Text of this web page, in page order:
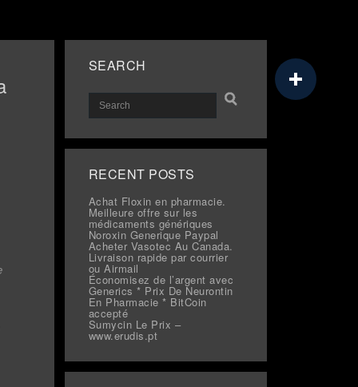
SEARCH
RECENT POSTS
Achat Floxin en pharmacie.
Meilleure offre sur les
médicaments génériques
Noroxin Generique Paypal
Acheter Vasotec Au Canada.
Livraison rapide par courrier
ou Airmail
Économisez de l’argent avec
Generics * Prix De Neurontin
En Pharmacie * BitCoin
accepté
Sumycin Le Prix –
www.erudis.pt